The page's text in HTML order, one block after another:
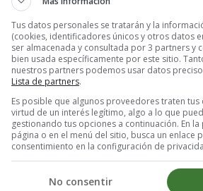
y Citas, Refranes y Proberbios Frases
con lasfrases de
o pareja.
Tus datos personales se tratarán y la
(cookies, identificadores únicos y otros datos
ser almacenada y consultada por 3 partners y
bien usada específicamente por este sitio.
nuestros partners podemos usar datos
Lista de partners.
Es posible que algunos proveedores traten
virtud de un interés legítimo, algo a lo que
gestionando tus opciones a continuación. En
página o en el menú del sitio, busca un enlace
consentimiento en la configuración de
No consentir